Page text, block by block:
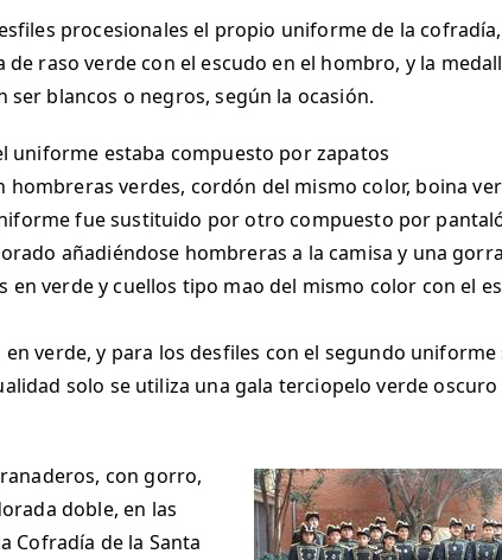
procesionales el propio uniforme de la
raso verde con el escudo en el hombro, y la
blancos o negros, según la ocasión.
uniforme estaba compuesto por zapatos
verdes, cordón del mismo color, boina
fue sustituido por otro compuesto por
añadiéndose hombreras a la camisa y una
verde y cuellos tipo mao del mismo color con el
verde, y para los desfiles con el segundo uniforme
solo se utiliza una gala terciopelo verde oscuro
con gorro,
doble, en las
Cofradía de la Santa